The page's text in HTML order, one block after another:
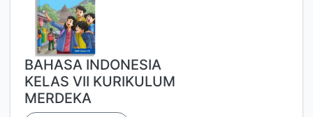
BAHASA INDONESIA
KELAS VII KURIKULUM
MERDEKA